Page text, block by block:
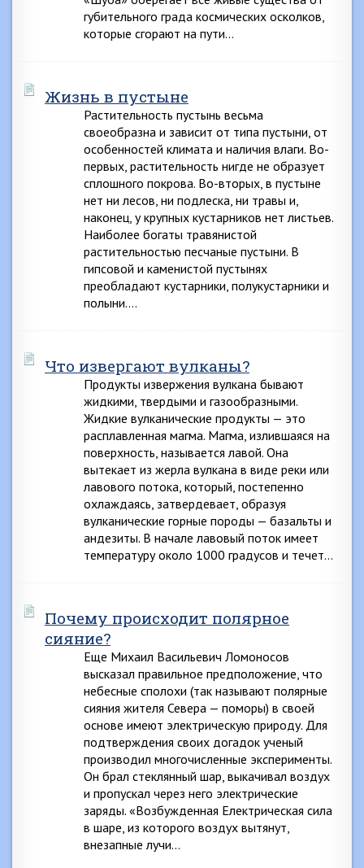
губительного града космических осколков,
которые сгорают на пути…
Жизнь в пустыне
Растительность пустынь весьма
своеобразна и зависит от типа пустыни, от
особенностей климата и наличия влаги. Во-
первых, растительность нигде не образует
сплошного покрова. Во-вторых, в пустыне
нет ни лесов, ни подлеска, ни травы и,
наконец, у крупных кустарников нет листьев.
Наиболее богаты травянистой
растительностью песчаные пустыни. В
гипсовой и каменистой пустынях
преобладают кустарники, полукустарники и
полыни….
Что извергают вулканы?
Продукты извержения вулкана бывают
жидкими, твердыми и газообразными.
Жидкие вулканические продукты — это
расплавленная магма. Магма, излившаяся на
поверхность, называется лавой. Она
вытекает из жерла вулкана в виде реки или
лавового потока, который, постепенно
охлаждаясь, затвердевает, образуя
вулканические горные породы — базальты и
андезиты. В начале лавовый поток имеет
температуру около 1000 градусов и течет…
Почему происходит полярное
сияние?
Еще Михаил Васильевич Ломоносов
высказал правильное предположение, что
небесные сполохи (так называют полярные
сияния жителя Севера — поморы) в своей
основе имеют электрическую природу. Для
подтверждения своих догадок ученый
производил многочисленные эксперименты.
Он брал стеклянный шар, выкачивал воздух
и пропускал через него электрические
заряды. «Возбужденная Електрическая сила
в шаре, из которого воздух вытянут,
внезапные лучи…